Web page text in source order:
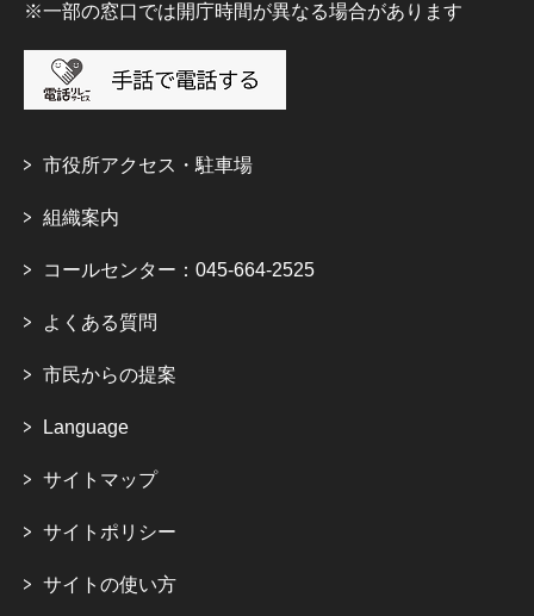
※一部の窓口では開庁時間が異なる場合があります
市役所アクセス・駐車場
組織案内
コールセンター：045-664-2525
よくある質問
市民からの提案
Language
サイトマップ
サイトポリシー
サイトの使い方